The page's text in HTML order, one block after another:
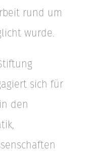
rund um
wurde.
sich für
den